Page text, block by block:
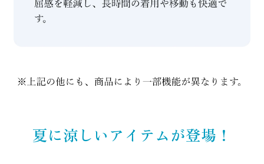
夏に涼しいアイテムが登場！